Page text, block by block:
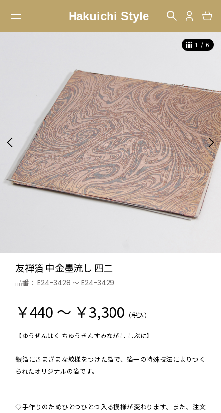
1 / 6
友禅箔 中金墨流し 四二
品番：E24-3428 ～ E24-3429
￥440 ～ ￥3,300 （税込）
【ゆうぜんはく ちゅうきんすみながし しぶに】
銀箔にさまざまな紋様をつけた箔で、箔一の特殊技法によりつく
られたオリジナルの箔です。
◇手作りのためひとつひとつ入る模様が変わります。また、注文